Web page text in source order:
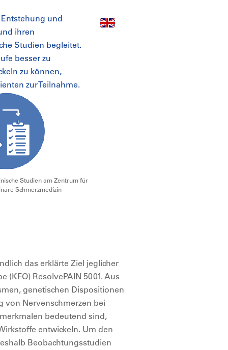
und
ihren
Studien begleitet.
besser zu
zu können,
zur Teilnahme.
Studien am Zentrum für
Schmerzmedizin
das erklärte Ziel jeglicher
(KFO) ResolvePAIN 5001. Aus
genetischen Dispositionen
von Nervenschmerzen bei
bedeutend sind,
entwickeln. Um den
Beobachtungsstudien